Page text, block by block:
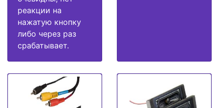
реакции на
нажатую кнопку
либо через раз
срабатывает.